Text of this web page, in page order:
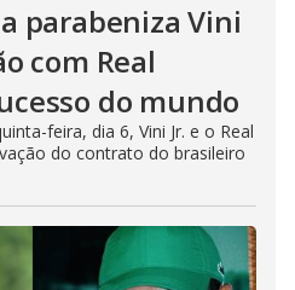
parabeniza Vini
com Real
do mundo
feira, dia 6, Vini Jr. e o Real
do contrato do brasileiro